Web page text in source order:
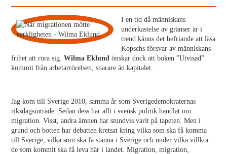
I en tid då människans
underkastelse av gränser är i
trend känns det befriande att läsa
Kopschs försvar av människans
frihet att röra sig.Wilma Eklund önskar dock att boken ”Utvisad”
kommit från arbetarrörelsen, snarare än kapitalet.
Jag kom till Sverige 2010, samma år som Sverigedemokraternas
riksdagsinträde. Sedan dess har allt i svensk politik handlat om
migration. Visst, andra ämnen har stundvis varit på tapeten. Men i
grund och botten har debatten kretsat kring vilka som ska få komma
till Sverige, vilka som ska få stanna i Sverige och under vilka villkor
de som kommit ska få leva här i landet. Migration, migration,